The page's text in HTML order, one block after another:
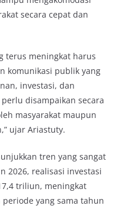
secara cepat dan
terus meningkat harus
komunikasi publik yang
investasi, dan
disampaikan secara
masyarakat maupun
ujar Ariastuty.
tren yang sangat
2026, realisasi investasi
triliun, meningkat
yang sama tahun